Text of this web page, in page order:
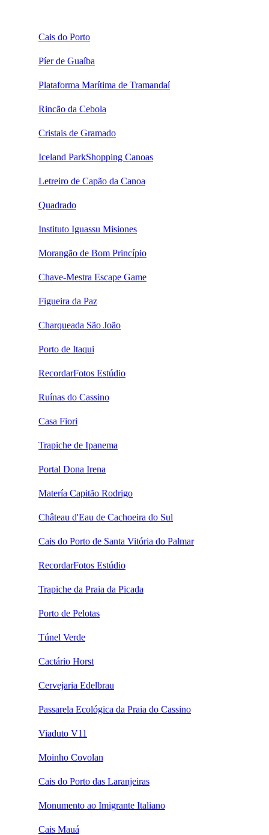
Cais do Porto
Píer de Guaíba
Plataforma Marítima de Tramandaí
Rincão da Cebola
Cristais de Gramado
Iceland ParkShopping Canoas
Letreiro de Capão da Canoa
Quadrado
Instituto Iguassu Misiones
Morangão de Bom Princípio
Chave-Mestra Escape Game
Figueira da Paz
Charqueada São João
Porto de Itaqui
RecordarFotos Estúdio
Ruínas do Cassino
Casa Fiori
Trapiche de Ipanema
Portal Dona Irena
Matería Capitão Rodrigo
Château d'Eau de Cachoeira do Sul
Cais do Porto de Santa Vitória do Palmar
RecordarFotos Estúdio
Trapiche da Praia da Picada
Porto de Pelotas
Túnel Verde
Cactário Horst
Cervejaria Edelbrau
Passarela Ecológica da Praia do Cassino
Viaduto V11
Moinho Covolan
Cais do Porto das Laranjeiras
Monumento ao Imigrante Italiano
Cais Mauá